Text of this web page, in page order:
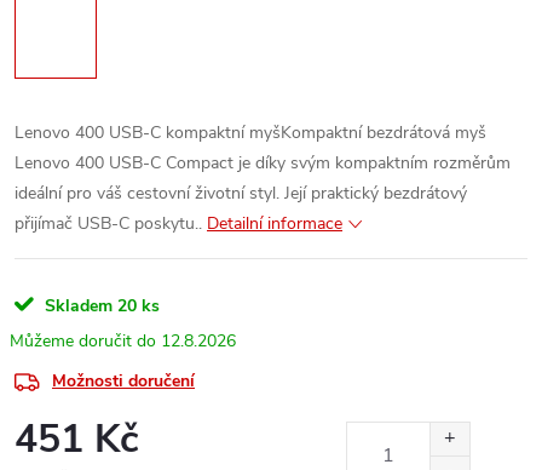
Lenovo 400 USB-C kompaktní myšKompaktní bezdrátová myš
Lenovo 400 USB-C Compact je díky svým kompaktním rozměrům
ideální pro váš cestovní životní styl. Její praktický bezdrátový
přijímač USB-C poskytu.. Detailní informace
Skladem 20 ks
12.8.2026
Možnosti doručení
451 Kč